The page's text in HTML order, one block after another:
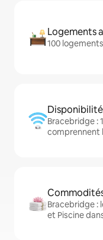
Logements
100
Bracebridge :
comprennent
Bracebridge :
et Piscine